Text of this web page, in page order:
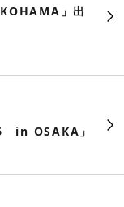
」出
OSAKA」